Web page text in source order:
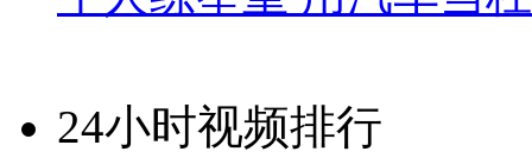
24小时视频排行